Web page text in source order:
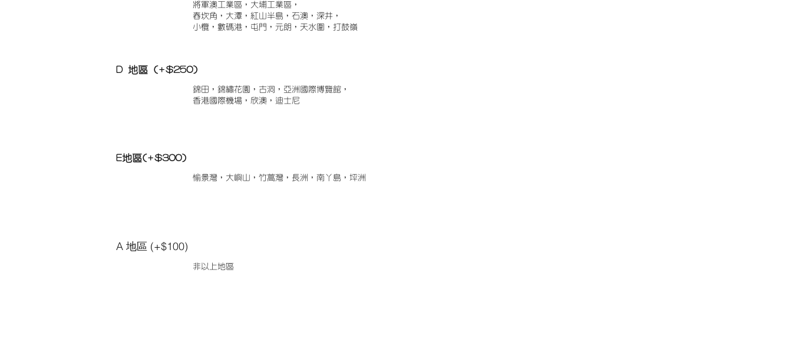
將軍澳工業區，大埔工業區，
舂坎角，大潭，紅山半島，石澳，深井，
小欖，數碼港，屯門，元朗，天水圍，打鼓嶺
D 地區 (+$250)
錦田，錦繡花園，古洞，亞洲國際博覽館，
香港國際機場，欣澳，迪士尼
E地區(+$300)
愉景灣，大嶼山，竹蒿灣，長洲，南丫島，坪洲
A 地區 (+$100)
非以上地區